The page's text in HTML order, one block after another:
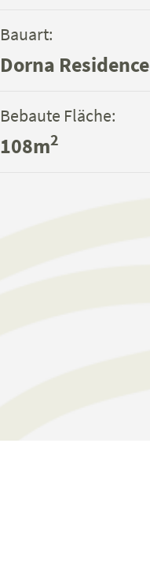
Bauart:
Dorna Residence
Bebaute Fläche:
108m2